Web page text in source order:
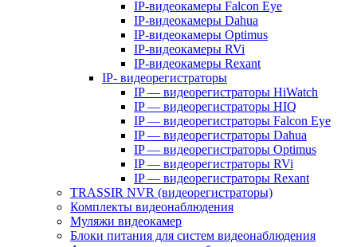
IP-видеокамеры Falcon Eye
IP-видеокамеры Dahua
IP-видеокамеры Optimus
IP-видеокамеры RVi
IP-видеокамеры Rexant
IP- видеорегистраторы
IP — видеорегистраторы HiWatch
IP — видеорегистраторы HIQ
IP — видеорегистраторы Falcon Eye
IP — видеорегистраторы Dahua
IP — видеорегистраторы Optimus
IP — видеорегистраторы RVi
IP — видеорегистраторы Rexant
TRASSIR NVR (видеорегистраторы)
Комплекты видеонаблюдения
Муляжи видеокамер
Блоки питания для систем видеонаблюдения